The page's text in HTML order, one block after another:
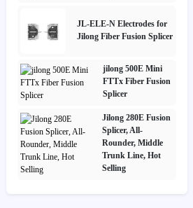
JL-ELE-N Electrodes for
Jilong Fiber Fusion Splicer
jilong 500E Mini
FTTx Fiber Fusion
Splicer
Jilong 280E Fusion
Splicer, All-
Rounder, Middle
Trunk Line, Hot
Selling